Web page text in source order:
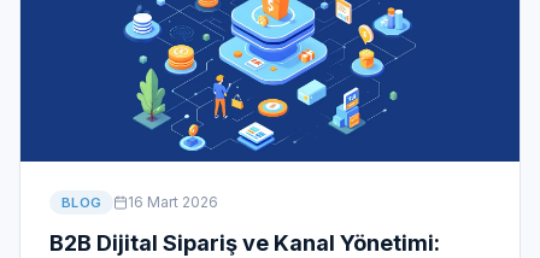
BLOG 16 Mart 2026
B2B Dijital Sipariş ve Kanal Yönetimi: